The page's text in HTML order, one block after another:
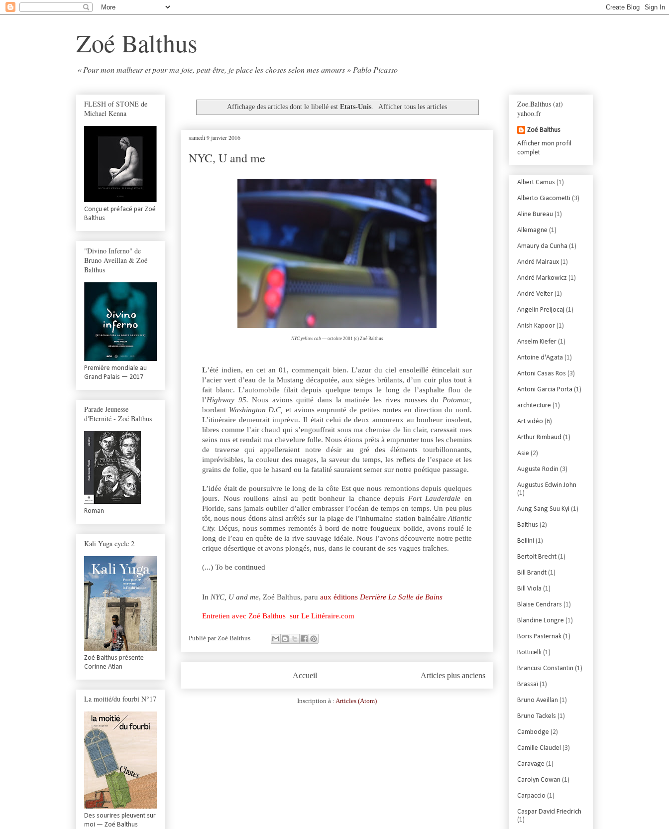
Zoé Balthus
« Pour mon malheur et pour ma joie, peut-être, je place les choses selon mes amours » Pablo Picasso
Affichage des articles dont le libellé estEtats-Unis. Afficher tous les articles
samedi 9 janvier 2016
NYC, U and me
NYC yellow cab — octobre 2001 (c) Zoé Balthus
L’été indien, en cet an 01, commençait bien. L’azur du ciel ensoleillé étincelait sur
l’acier vert d’eau de la Mustang décapotée, aux sièges brûlants, d’un cuir plus tout à
fait blanc. L’automobile filait depuis quelque temps le long de l’asphalte flou de
l’Highway 95.Nous avions quitté dans la matinée les rives rousses du Potomac,
bordant Washington D.C,et avions emprunté de petites routes en direction du nord.
L’itinéraire demeurait imprévu. Il était celui de deux amoureux au bonheur insolent,
libres comme l’air chaud qui s’engouffrait sous ma chemise de lin clair, caressait mes
seins nus et rendait ma chevelure folle. Nous étions prêts à emprunter tous les chemins
de traverse qui appelleraient notre désir au gré des éléments tourbillonnants,
imprévisibles, la couleur des nuages, la saveur du temps, les reflets de l’espace et les
grains de folie, que le hasard ou la fatalité sauraient semer sur notre poétique passage.
L’idée était de poursuivre le long de la côte Est que nous remontions depuis quelques
jours. Nous roulions ainsi au petit bonheur la chance depuis Fort Lauderdaleen
Floride, sans jamais oublier d’aller embrasser l’océan de temps en temps. Un peu plus
tôt, nous nous étions ainsi arrêtés sur la plage de l’inhumaine station balnéaire Atlantic
City.Déçus, nous sommes remontés à bord de notre fougueux bolide, avons roulé le
long de l’eau en quête de la rive sauvage idéale. Nous l’avons découverte notre petite
crique désertique et avons plongés, nus, dans le courant de ses vagues fraîches.
(...) To be continued
In NYC, U and me, Zoé Balthus, paru aux éditions Derrière La Salle de Bains
Entretien avec Zoé Balthus sur Le Littéraire.com
Publié par Zoé Balthus
Articles plus anciens
Accueil
Inscription à : Articles (Atom)
FLESH of STONE de
Michael Kenna
Conçu et préfacé par Zoé
Balthus
"Divino Inferno" de
Bruno Aveillan & Zoé
Balthus
Première mondiale au
Grand Palais — 2017
Parade Jeunesse
d'Eternité - Zoé Balthus
Roman
Kali Yuga cycle 2
Zoé Balthus présente
Corinne Atlan
La moitié/du fourbi N°17
Des sourires pleuvent sur
moi — Zoé Balthus
Zoe.Balthus (at)
yahoo.fr
Zoé Balthus
Afficher mon profil
complet
Albert Camus (1)
Alberto Giacometti (3)
Aline Bureau (1)
Allemagne (1)
Amaury da Cunha (1)
André Malraux (1)
André Markowicz (1)
André Velter (1)
Angelin Preljocaj (1)
Anish Kapoor (1)
Anselm Kiefer (1)
Antoine d'Agata (1)
Antoni Casas Ros (3)
Antoni Garcia Porta (1)
architecture (1)
Art vidéo (6)
Arthur Rimbaud (1)
Asie (2)
Auguste Rodin (3)
Augustus Edwin John
(1)
Aung Sang Suu Kyi (1)
Balthus (2)
Bellini (1)
Bertolt Brecht (1)
Bill Brandt (1)
Bill Viola (1)
Blaise Cendrars (1)
Blandine Longre (1)
Boris Pasternak (1)
Botticelli (1)
Brancusi Constantin (1)
Brassaï (1)
Bruno Aveillan (1)
Bruno Tackels (1)
Cambodge (2)
Camille Claudel (3)
Caravage (1)
Carolyn Cowan (1)
Carpaccio (1)
Caspar David Friedrich
(1)